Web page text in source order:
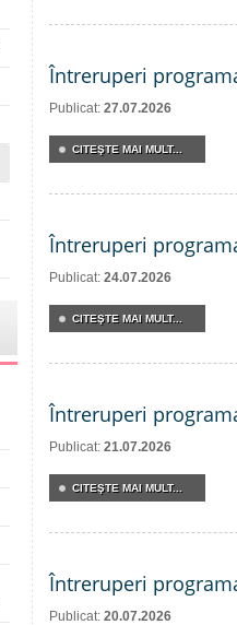
Întreruperi
Publicat: 27.07.2026
CITEŞTE MAI MULT...
Întreruperi
Publicat: 24.07.2026
CITEŞTE MAI MULT...
Întreruperi
Publicat: 21.07.2026
CITEŞTE MAI MULT...
Întreruperi
Publicat: 20.07.2026